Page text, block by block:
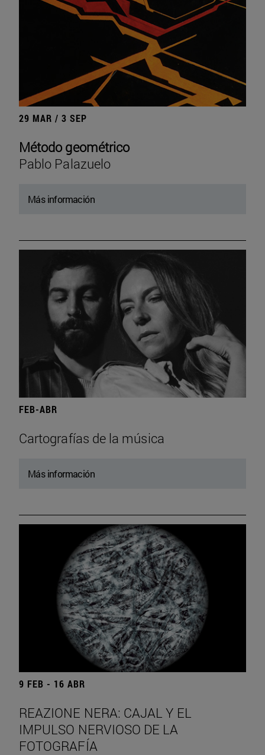
29 MAR / 3 SEP
Método geométrico
Pablo Palazuelo
Más información
FEB-ABR
Cartografías de la música
Más información
9 FEB - 16 ABR
REAZIONE NERA: CAJAL Y EL
IMPULSO NERVIOSO DE LA
FOTOGRAFÍA